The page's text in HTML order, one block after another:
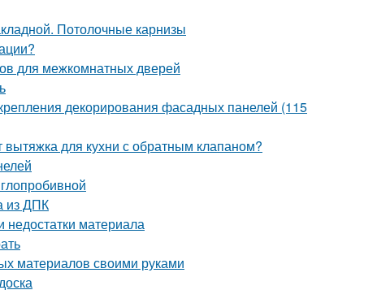
Потолочные карнизы
для межкомнатных дверей
декорирования фасадных панелей (115
для кухни с обратным клапаном?
из ДПК
материала
материалов своими руками